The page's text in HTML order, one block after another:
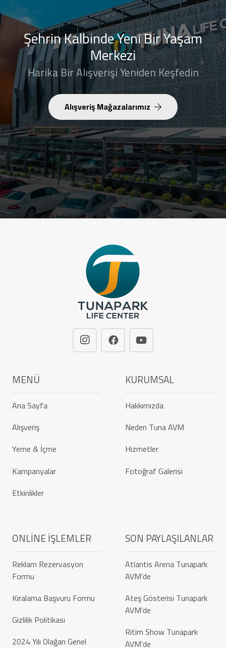
Şehrin Kalbinde Yeni Bir Yaşam
Merkezi
Harika Bir Alışverişi Yeniden Keşfedin
Alışveriş Mağazalarımız
MENÜ
Ana Sayfa
Alışveriş
Yeme & İçme
Kampanyalar
Etkinlikler
KURUMSAL
Hakkımızda
Neden Tuna AVM
Hizmetler
Fotoğraf Galerisi
ONLINE İŞLEMLER
Reklam Rezervasyon
Formu
Kiralama Başvuru Formu
Gizlilik Politikası
2024 Yılı Olağan Genel
SON PAYLAŞILANLAR
Atlantis Arena Tunapark
AVM’de
Ateş Gösterisi Tunapark
AVM’de
Ritim Show Tunapark
AVM’de